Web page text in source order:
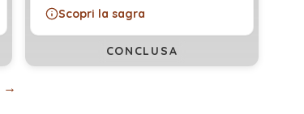
Scopri la sagra
CONCLUSA
→